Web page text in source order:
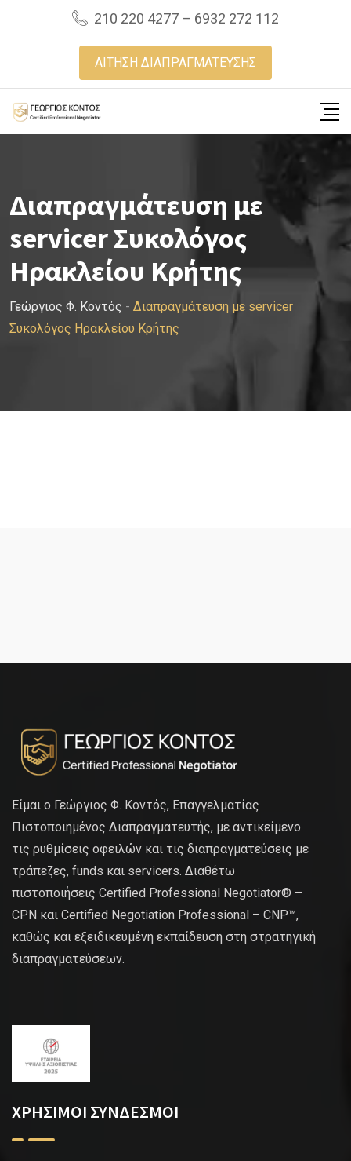
210 220 4277 – 6932 272 112
ΑΙΤΗΣΗ ΔΙΑΠΡΑΓΜΑΤΕΥΣΗΣ
Διαπραγμάτευση με
servicer Συκολόγος
Ηρακλείου Κρήτης
Γεώργιος Φ. Κοντός - Διαπραγμάτευση με servicer
Συκολόγος Ηρακλείου Κρήτης
Είμαι ο Γεώργιος Φ. Κοντός, Επαγγελματίας
Πιστοποιημένος Διαπραγματευτής, με αντικείμενο
τις ρυθμίσεις οφειλών και τις διαπραγματεύσεις με
τράπεζες, funds και servicers. Διαθέτω
πιστοποιήσεις Certified Professional Negotiator® –
CPN και Certified Negotiation Professional – CNP™,
καθώς και εξειδικευμένη εκπαίδευση στη στρατηγική
διαπραγματεύσεων.
ΧΡΗΣΙΜΟΙ ΣΥΝΔΕΣΜΟΙ